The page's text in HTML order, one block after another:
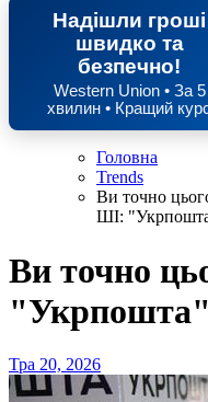
Надішли гроші
швидко та
безпечно!
Western Union • За 5
хвилин • Кращий
Головна
Trends
Ви точно
ШІ:
Ви точно
"Укрпошта"
Тра 20, 2026